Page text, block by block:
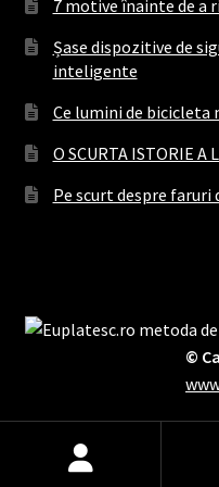
7 motive înainte de a
Șase dispozitive de
inteligente
Ce lumini de bicicleta
O SCURTA ISTORIE A
Pe scurt despre faruri
©